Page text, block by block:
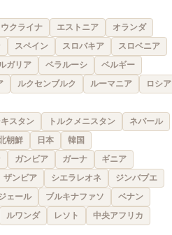
ウクライナ エストニア
オランダ
スペイン スロバキア
スロベニア
ガリア ベラルーシ
ベルギー
ルクセンブルク ルーマニア
ロシア
スタン トルクメニスタン
ネパール
朝鮮 日本 韓国
ガンビア ガーナ
ギニア
ザンビア シエラレオネ
ジンバブエ
ェール ブルキナファソ
ベナン
ルワンダ レソト
中央アフリカ